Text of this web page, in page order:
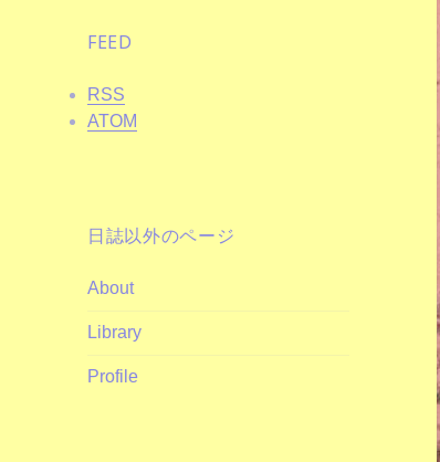
FEED
RSS
ATOM
日誌以外のページ
About
Library
Profile